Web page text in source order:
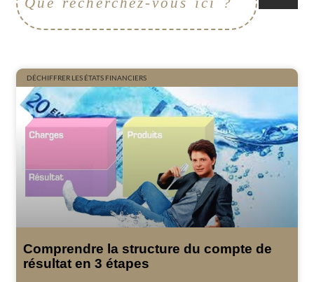
DÉCHIFFRER LES ÉTATS FINANCIERS
Comprendre la structure du compte de
résultat en 3 étapes